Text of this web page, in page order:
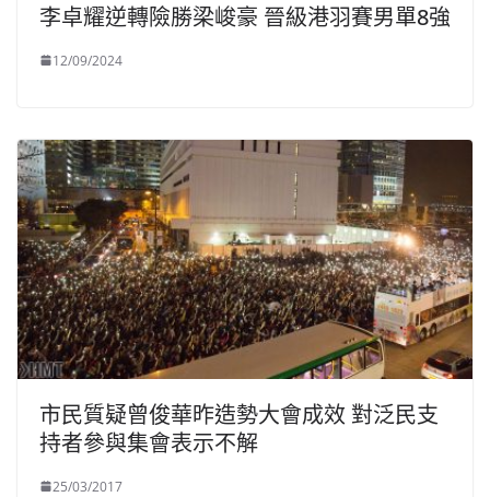
李卓耀逆轉險勝梁峻豪 晉級港羽賽男單8強
12/09/2024
市民質疑曾俊華昨造勢大會成效 對泛民支
持者參與集會表示不解
25/03/2017